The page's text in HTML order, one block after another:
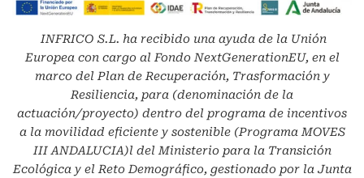
INFRICO S.L. ha recibido una ayuda de la Unión
Europea con cargo al Fondo NextGenerationEU, en el
marco del Plan de Recuperación, Trasformación y
Resiliencia, para (denominación de la
actuación/proyecto) dentro del programa de incentivos
a la movilidad eficiente y sostenible (Programa MOVES
III ANDALUCIA)l del Ministerio para la Transición
Ecológica y el Reto Demográfico, gestionado por la Junta